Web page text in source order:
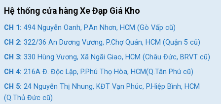
Hệ thống cửa hàng Xe Đạp Giá Kho
CH 1: 494 Nguyễn Oanh, P.An Nhơn, HCM (Gò Vấp cũ)
CH 2: 322/36 An Dương Vương, P.Chợ Quán, HCM (Quận 5 cũ)
CH 3: 330 Hùng Vương, Xã Ngãi Giao, HCM (Châu Đức, BRVT cũ)
CH 4: 216A Đ. Độc Lập, P.Phú Thọ Hòa, HCM(Q.Tân Phú cũ)
CH 5: 24 Nguyễn Thị Nhung, KĐT Vạn Phúc, P.Hiệp Bình, HCM
(Q.Thủ Đức cũ)